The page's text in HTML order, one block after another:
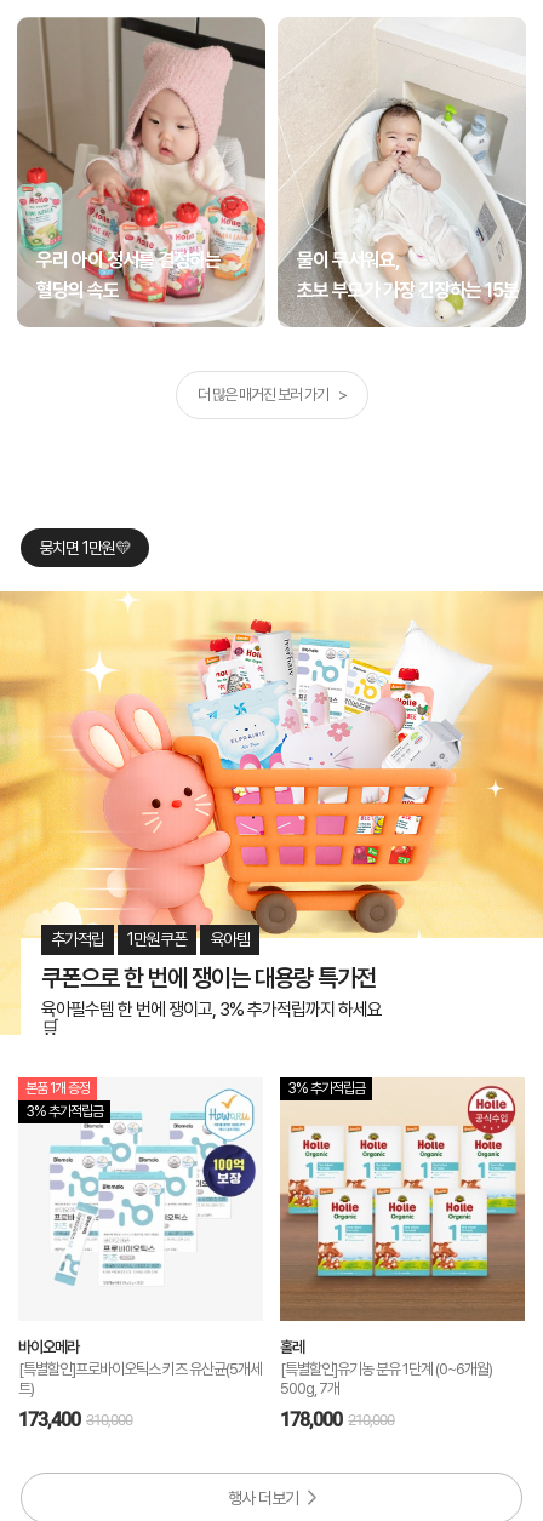
우리 아이 정서를 결정하는
혈당의 속도
물이 무서워요,
초보 부모가 가장 긴장하는 15분
더 많은 매거진 보러 가기 >
뭉치면 1만원💛
추가적립 1만원쿠폰 육아템
쿠폰으로 한 번에 쟁이는 대용량 특가전
육아필수템 한 번에 쟁이고, 3% 추가적립까지 하세요
🛒
3% 추가적립금
본품 1개 증정
바이오메라
[특별할인]프로바이오틱스 키즈 유산균(5개세
트)
173,400 310,000
3% 추가적립금
홀레
[특별할인]유기농 분유 1단계 (0~6개월)
500g, 7개
178,000 210,000
행사 더보기